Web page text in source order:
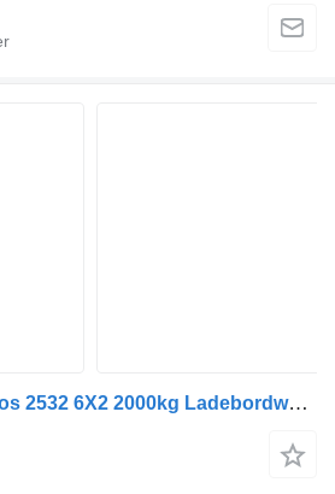
Mercedes-Benz Actros 2532 6X2 2000kg Ladebordwand Steering Axle Automatic Navi